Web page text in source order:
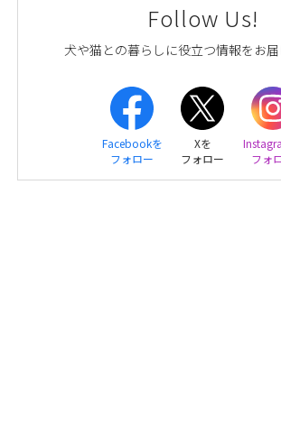
Follow Us!
犬や猫との暮らしに役立つ情報をお届
Facebookを
フォロー
Xを
フォロー
フォ